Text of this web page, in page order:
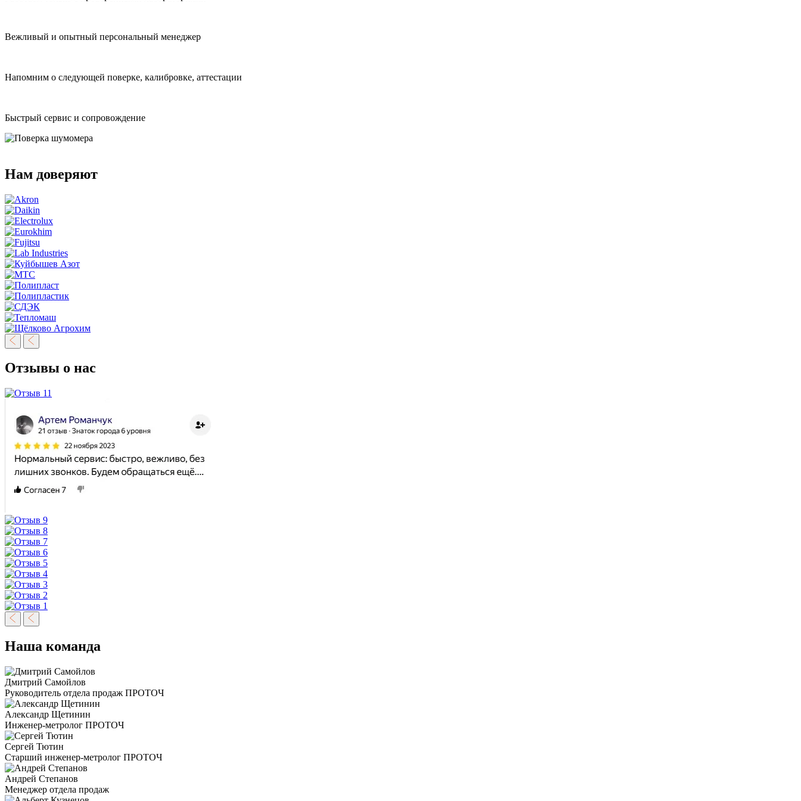
Вежливый и опытный персональный менеджер
Напомним о следующей поверке, калибровке, аттестации
Быстрый сервис и сопровождение
Нам доверяют
Отзывы о нас
Наша команда
Дмитрий Самойлов
Руководитель отдела продаж ПРОТОЧ
Александр Щетинин
Инженер-метролог ПРОТОЧ
Сергей Тютин
Старший инженер-метролог ПРОТОЧ
Андрей Степанов
Менеджер отдела продаж